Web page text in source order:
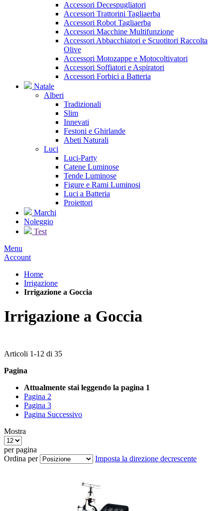
Accessori Decespugliatori
Accessori Trattorini Tagliaerba
Accessori Robot Tagliaerba
Accessori Macchine Multifunzione
Accessori Abbacchiatori e Scuotitori Raccolta
Olive
Accessori Motozappe e Motocoltivatori
Accessori Soffiatori e Aspiratori
Accessori Forbici a Batteria
Natale
Alberi
Tradizionali
Slim
Innevati
Festoni e Ghirlande
Abeti Naturali
Luci
Luci-Party
Catene Luminose
Tende Luminose
Figure e Rami Luminosi
Luci a Batteria
Proiettori
Marchi
Noleggio
Test
Menu
Account
Home
Irrigazione
Irrigazione a Goccia
Irrigazione a Goccia
Articoli 1-12 di 35
Pagina
Attualmente stai leggendo la pagina 1
Pagina 2
Pagina 3
Pagina Successivo
Mostra
per pagina
Ordina per
Imposta la direzione decrescente